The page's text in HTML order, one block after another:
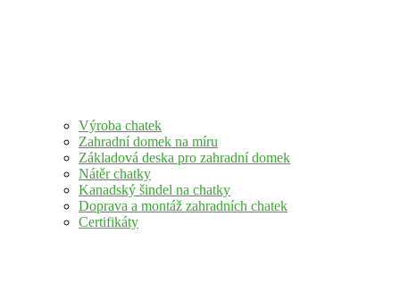
Výroba chatek
Zahradní domek na míru
Základová deska pro zahradní domek
Nátěr chatky
Kanadský šindel na chatky
Doprava a montáž zahradních chatek
Certifikáty